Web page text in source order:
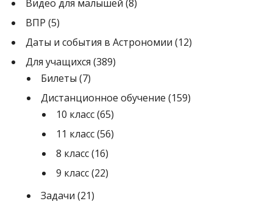
Видео для малышей (8)
ВПР (5)
Даты и события в Астрономии (12)
Для учащихся (389)
Билеты (7)
Дистанционное обучение (159)
10 класс(65)
11 класс(56)
8 класс(16)
9 класс(22)
Задачи (21)